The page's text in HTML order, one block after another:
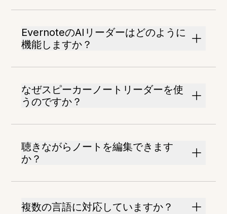
EvernoteのAIリーダーはどのように
機能しますか？
なぜスピーカーノートリーダーを使
うのですか？
聴きながらノートを編集できます
か？
複数の言語に対応していますか？